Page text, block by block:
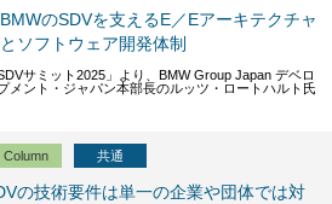
のSDVを支えるE／Eアーキテクチャ
ソフトウェア開発体制
SDVサミット2025」より、BMW Group Japan デベロ
メント・ジャパン本部長のルッツ・ロートハルト氏
Column 共通
の技術要件は単一の企業や団体では対